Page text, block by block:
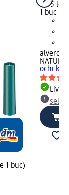
1 buc)
9,95 lei
1 buc
alverde
ochi